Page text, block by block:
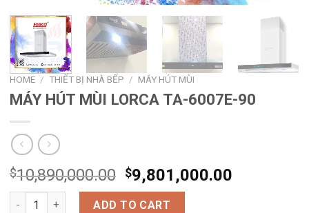
HOME / THIẾT BỊ NHÀ BẾP / MÁY HÚT MÙI
MÁY HÚT MÙI LORCA TA-6007E-90
$10,890,000.00 $9,801,000.00
MÁY HÚT MÙI LORCA TA-6007E-90 quantity
ADD TO CART